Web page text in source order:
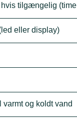
tilgængelig
eller display)
og koldt vand